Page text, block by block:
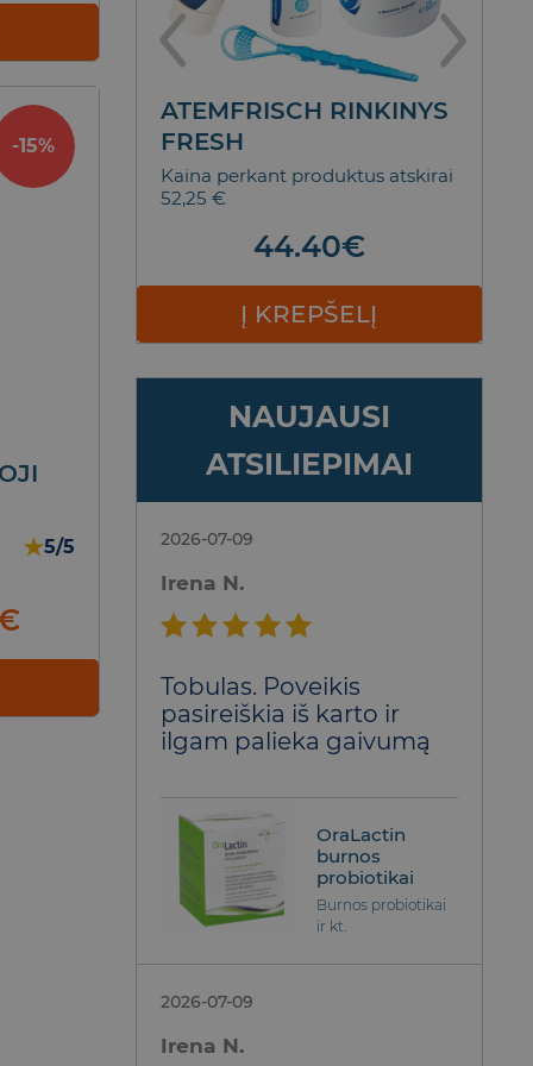
-15%
★5/5
Current
5,05 €.
€
ATEMFRISCH RINKINYS
FRESH
Kaina perkant produktus atskirai
52,25 €
44.40€
Į KREPŠELĮ
NAUJAUSI
ATSILIEPIMAI
2026-07-09
Irena N.
5iš 5
Tobulas. Poveikis
pasireiškia iš karto ir
ilgam palieka gaivumą
OraLactin
burnos
probiotikai
Burnos probiotikai
ir kt.
2026-07-09
Irena N.